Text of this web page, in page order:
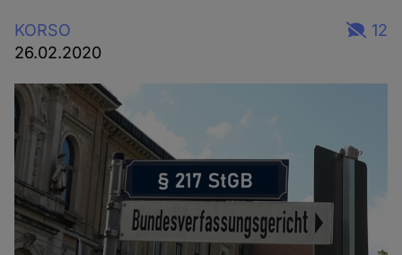
KORSO
26.02.2020
12